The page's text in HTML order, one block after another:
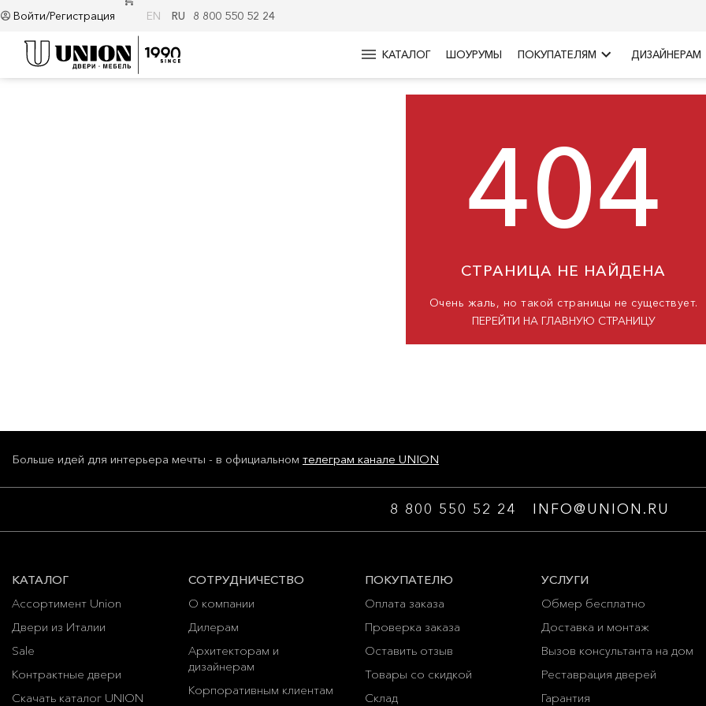
Войти/Регистрация EN RU 8 800 550 52 24
menu КАТАЛОГ ШОУРУМЫ ПОКУПАТЕЛЯМ keyboard_arrow_right ДИЗАЙНЕРАМ
404
СТРАНИЦА НЕ НАЙДЕНА
Очень жаль, но такой страницы не существует.
ПЕРЕЙТИ НА ГЛАВНУЮ СТРАНИЦУ
Больше идей для интерьера мечты - в официальном телеграм канале UNION
8 800 550 52 24 INFO@UNION.RU
КАТАЛОГ
Ассортимент Union
Двери из Италии
Sale
Контрактные двери
Скачать каталог UNION
СОТРУДНИЧЕСТВО
О компании
Дилерам
Архитекторам и
дизайнерам
Корпоративным клиентам
ПОКУПАТЕЛЮ
Оплата заказа
Проверка заказа
Оставить отзыв
Товары со скидкой
Склад
УСЛУГИ
Обмер бесплатно
Доставка и монтаж
Вызов консультанта на дом
Реставрация дверей
Гарантия